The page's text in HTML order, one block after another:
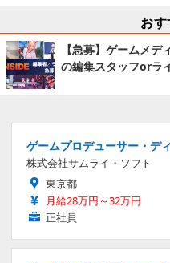
おす
【急募】ゲームメ
の編集スタッフorラ
ゲームプロデューサー・デ
株式会社サムライ・ソフト
東京都
月給28万円～32万円
正社員